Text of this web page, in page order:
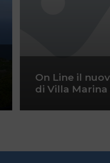
On Line il
di Villa Marina